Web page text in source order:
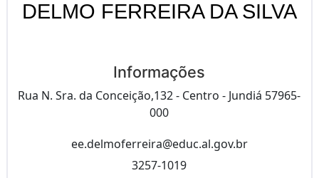
DELMO FERREIRA DA SILVA
Informações
Rua N. Sra. da Conceição,132 - Centro - Jundiá 57965-
000
ee.delmoferreira@educ.al.gov.br
3257-1019